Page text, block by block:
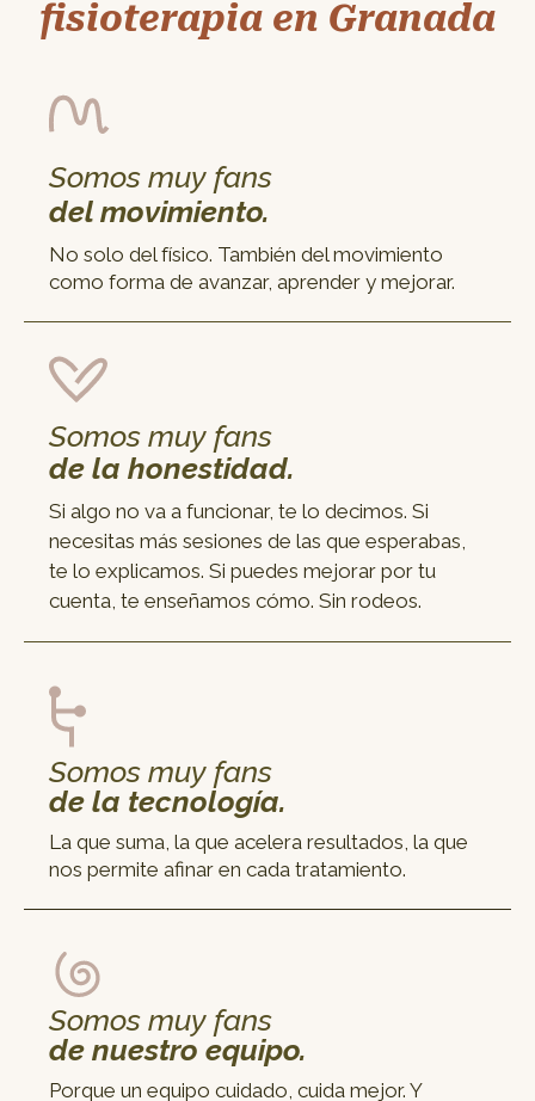
fisioterapia en Granada
Somos muy fans
del movimiento.
No solo del físico. También del movimiento
como forma de avanzar, aprender y mejorar.
Somos muy fans
de la honestidad.
Si algo no va a funcionar, te lo decimos. Si
necesitas más sesiones de las que esperabas,
te lo explicamos. Si puedes mejorar por tu
cuenta, te enseñamos cómo. Sin rodeos.
Somos muy fans
de la tecnología.
La que suma, la que acelera resultados, la que
nos permite afinar en cada tratamiento.
Somos muy fans
de nuestro equipo.
Porque un equipo cuidado, cuida mejor. Y